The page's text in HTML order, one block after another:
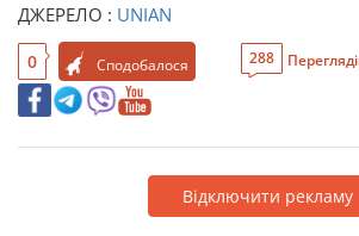
ДЖЕРЕЛО : UNIAN
0 Сподобалося 288
Відключити рекламу